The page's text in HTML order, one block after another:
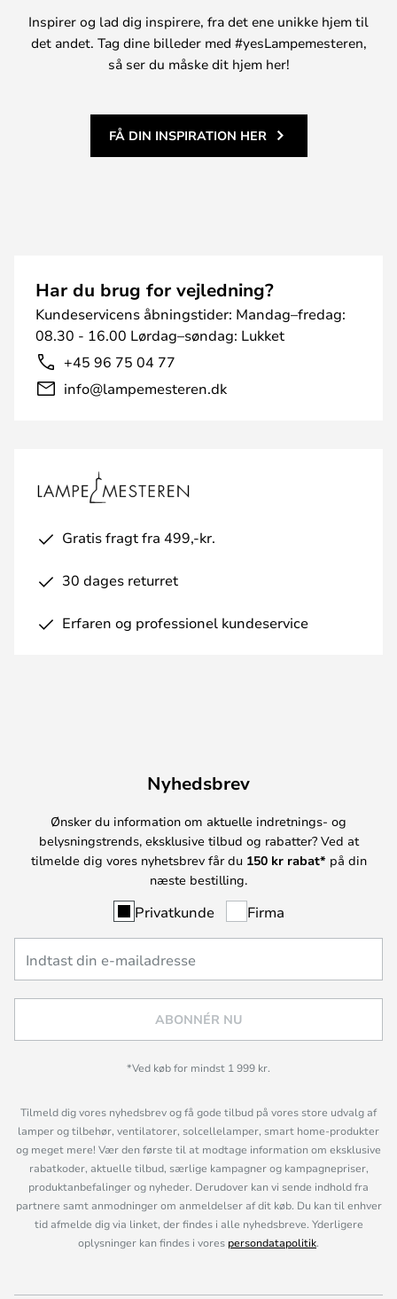
Inspirer og lad dig inspirere, fra det ene unikke hjem til
det andet. Tag dine billeder med #yesLampemesteren,
så ser du måske dit hjem her!
FÅ DIN INSPIRATION HER
Har du brug for vejledning?
Kundeservicens åbningstider: Mandag–fredag:
08.30 - 16.00 Lørdag–søndag: Lukket
+45 96 75 04 77
info@lampemesteren.dk
Gratis fragt fra 499,-kr.
30 dages returret
Erfaren og professionel kundeservice
Nyhedsbrev
Ønsker du information om aktuelle indretnings- og
belysningstrends, eksklusive tilbud og rabatter? Ved at
tilmelde dig vores nyhetsbrev får du 150 kr rabat* på din
næste bestilling.
Privatkunde Firma
ABONNÉR NU
*Ved køb for mindst 1 999 kr.
Tilmeld dig vores nyhedsbrev og få gode tilbud på vores store udvalg af
lamper og tilbehør, ventilatorer, solcellelamper, smart home-produkter
og meget mere! Vær den første til at modtage information om eksklusive
rabatkoder, aktuelle tilbud, særlige kampagner og kampagnepriser,
produktanbefalinger og nyheder. Derudover kan vi sende indhold fra
partnere samt anmodninger om anmeldelser af dit køb. Du kan til enhver
tid afmelde dig via linket, der findes i alle nyhedsbreve. Yderligere
oplysninger kan findes i vores persondatapolitik.